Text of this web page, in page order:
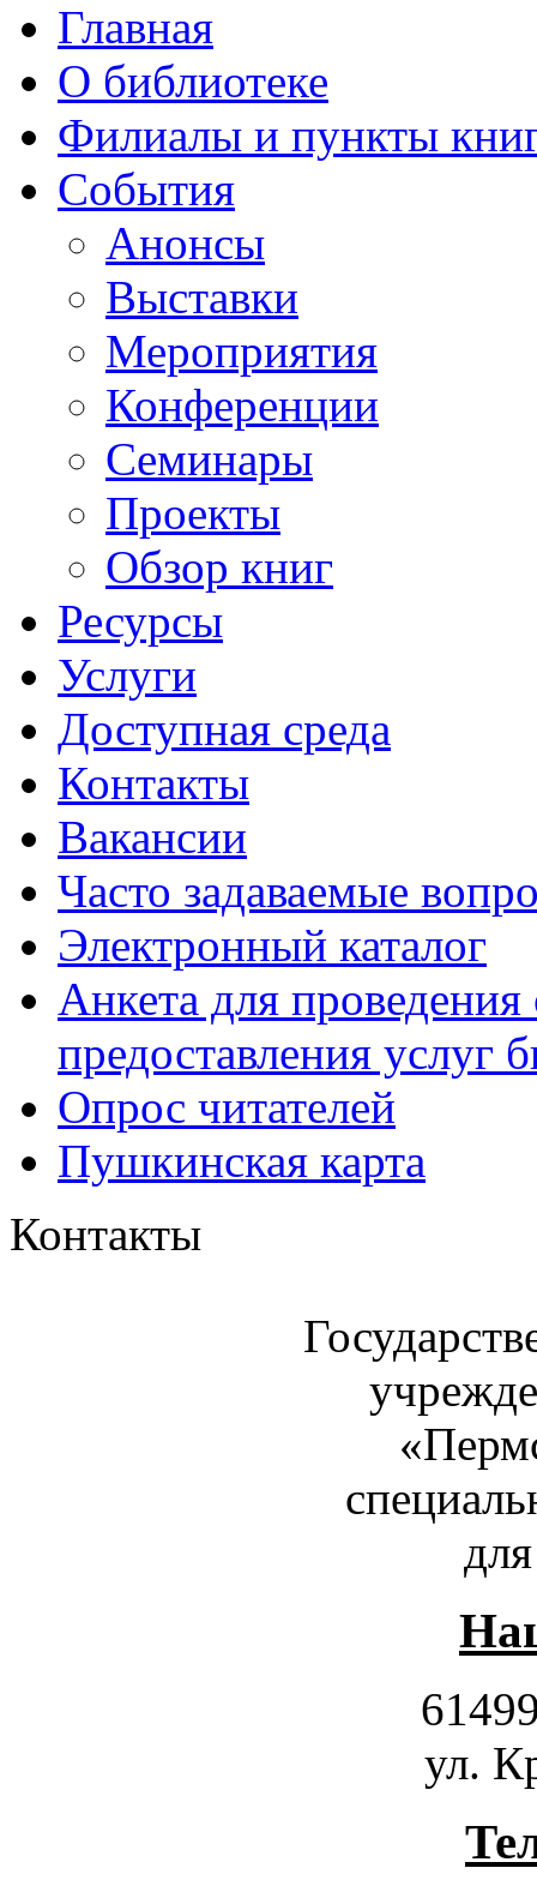
Главная
О библиотеке
Филиалы и пункты
События
Анонсы
Выставки
Мероприятия
Конференции
Семинары
Проекты
Обзор книг
Ресурсы
Услуги
Доступная среда
Контакты
Вакансии
Часто задаваемые
Электронный каталог
Анкета для проведения
предоставления услуг
Опрос читателей
Пушкинская карта
Контакты
ул.